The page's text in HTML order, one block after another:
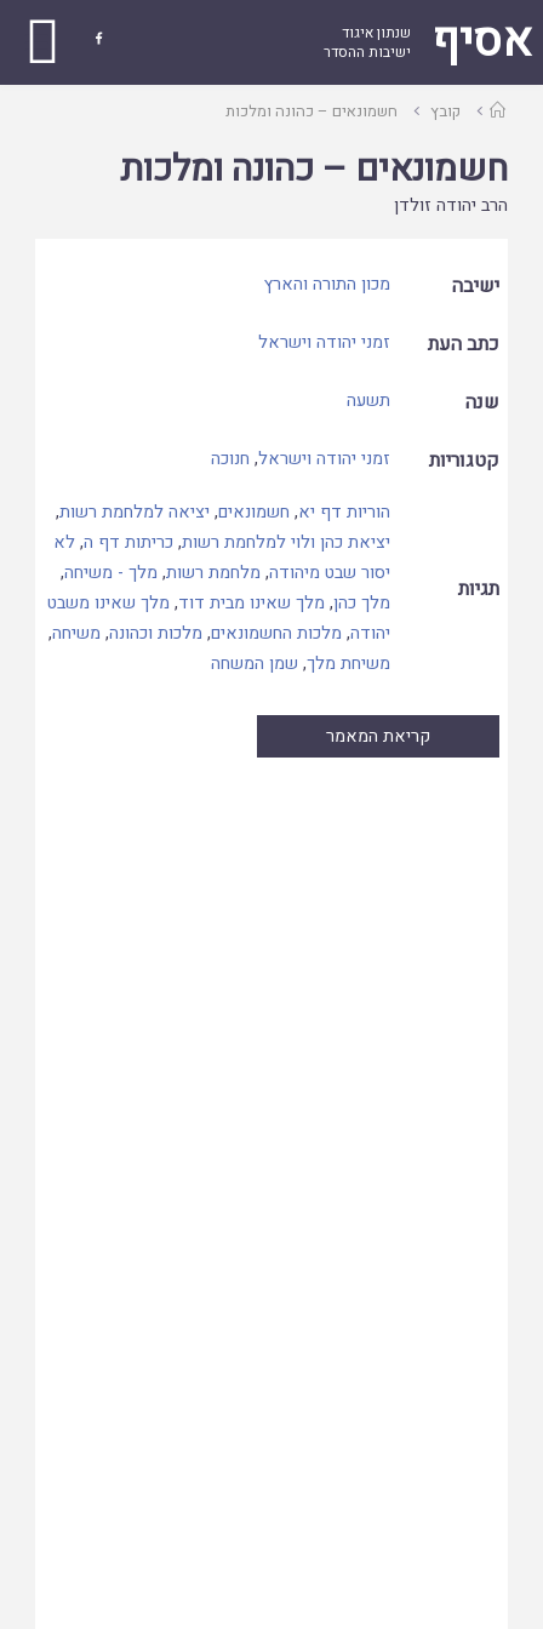
אסיף
שנתון איגוד
ישיבות ההסדר

עמודקובץ חשמונאים – כהונה ומלכות
חשמונאים – כהונה ומלכות
הרב יהודה זולדן
ישיבה מכון התורה והארץ
כתב העת זמני יהודה וישראל
שנה תשעה
קטגוריות זמני יהודה וישראל, חנוכה
תגיות
הוריות דף יא, חשמונאים, יציאה למלחמת רשות,
יציאת כהן ולוי למלחמת רשות, כריתות דף ה,לא
יסור שבט מיהודה, מלחמת רשות, מלך - משיחה,
מלך כהן, מלך שאינו מבית דוד, מלך שאינו משבט
יהודה, מלכות החשמונאים, מלכות וכהונה, משיחה,
משיחת מלך, שמן המשחה
קריאת המאמר